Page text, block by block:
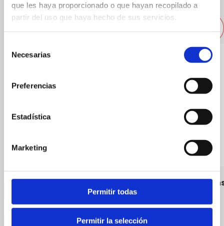
que les haya proporcionado o que hayan recopilado a
partir del uso que haya hecho de sus servicios.
Necesarias
Preferencias
Estadística
Marketing
Permitir todas
Permitir la selección
Altres empreses properes
Avda. Joan Fuster - Camí de Sant Joan Gabari